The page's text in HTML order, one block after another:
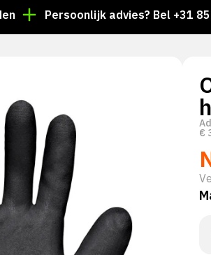
Persoonlijk advies? Bel +31 85 024
€